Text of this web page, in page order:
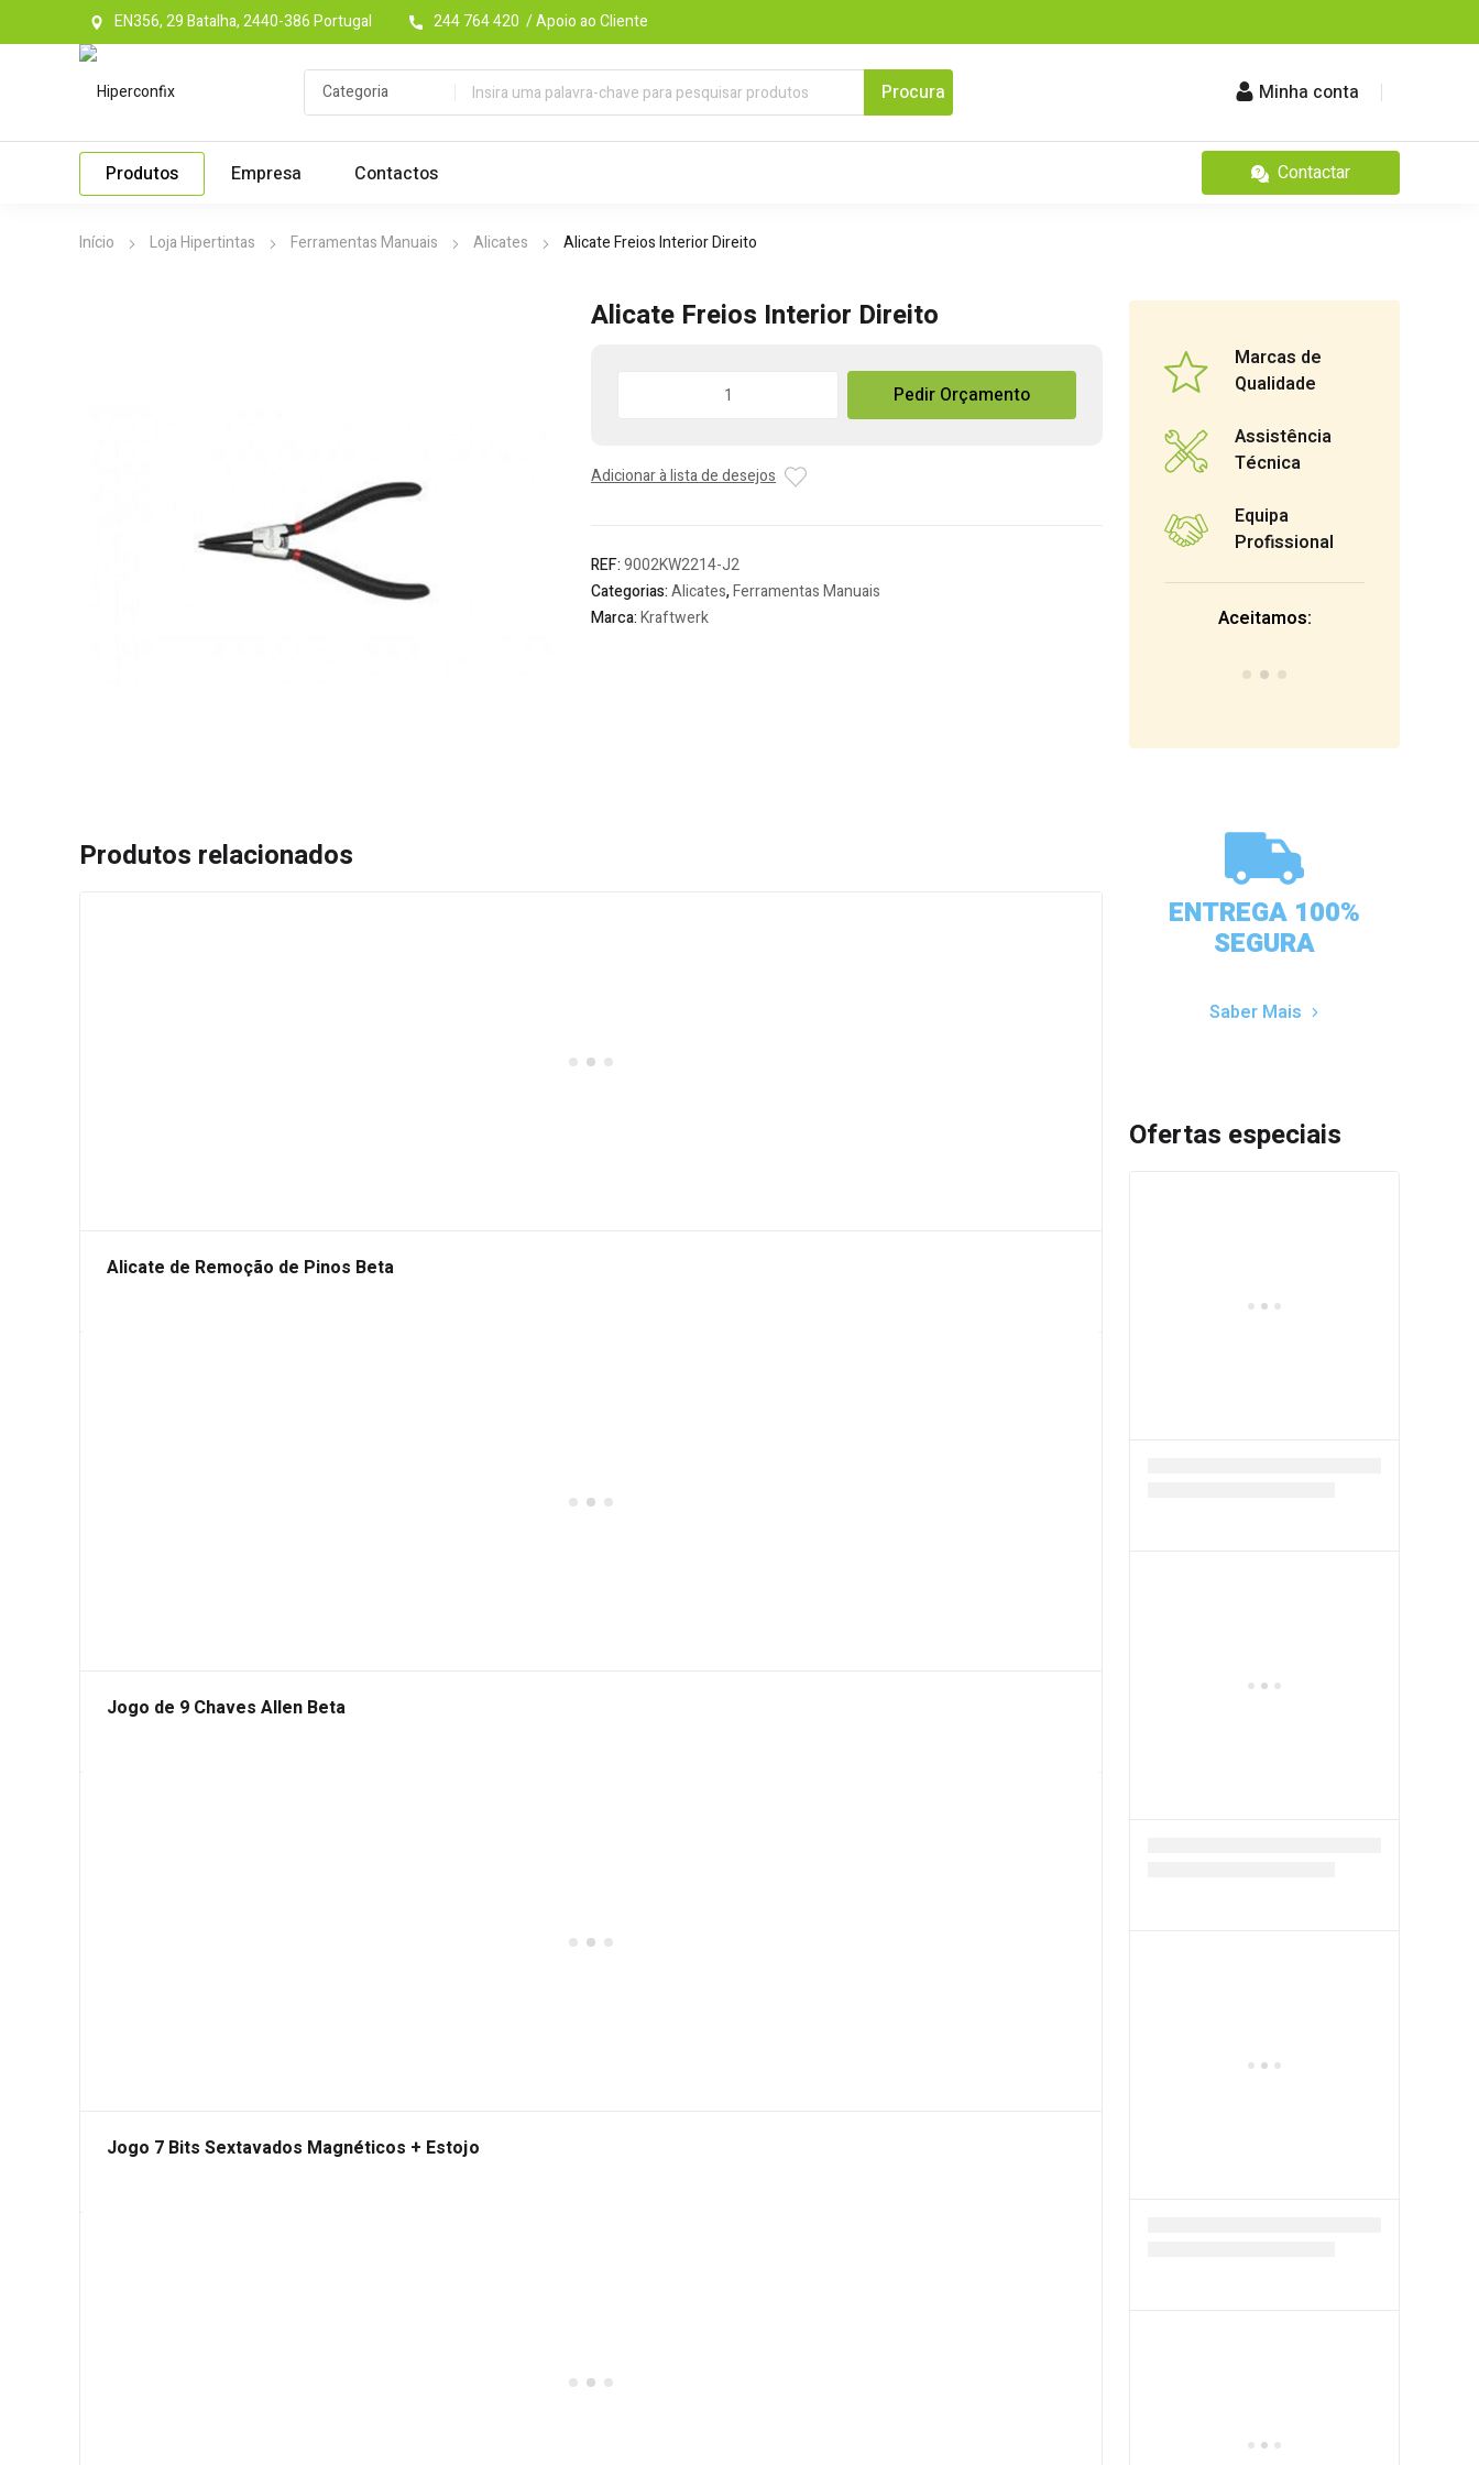
EN356, 29 Batalha, 2440-386 Portugal 244 764 420 / Apoio ao Cliente
Minha conta
Produtos Empresa Contactos Contactar
Início Loja Hipertintas Ferramentas Manuais Alicates Alicate Freios Interior Direito
Alicate Freios Interior Direito
Interior
Pedir Orçamento
Adicionar à lista de desejos
REF:9002KW2214-J2
Categorias:Alicates,Ferramentas Manuais
Marca:Kraftwerk
Produtos relacionados
Alicate de Remoção de Pinos Beta
Jogo de 9 Chaves Allen Beta
Jogo 7 Bits Sextavados Magnéticos + Estojo
Marcas de
Qualidade
Assistência
Técnica
Equipa
Profissional
Aceitamos:
ENTREGA 100%
SEGURA
Saber Mais
Ofertas especiais